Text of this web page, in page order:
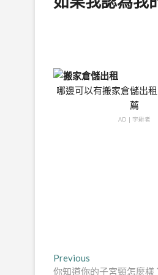
哪邊可以有搬家倉儲出
薦
AD | 字耕者
文
Previous
post:
你知道你的子宮頸怎麼樣